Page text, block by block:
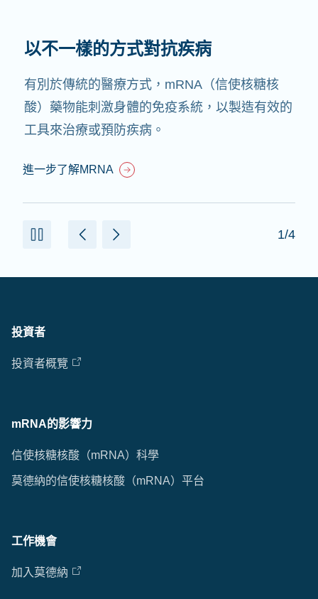
以不一樣的方式對抗疾病
有別於傳統的醫療方式，mRNA（信使核糖核
酸）藥物能刺激身體的免疫系統，以製造有效的
工具來治療或預防疾病。
進一步了解MRNA
1/4
投資者
投資者概覽
mRNA的影響力
信使核糖核酸（mRNA）科學
莫德納的信使核糖核酸（mRNA）平台
工作機會
加入莫德納